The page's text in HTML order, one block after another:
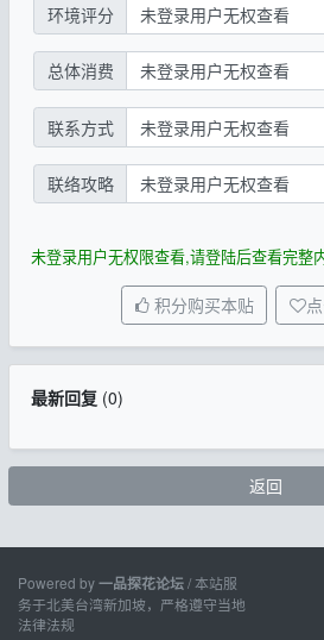
环境评分 未登录用户无权查看
总体消费 未登录用户无权查看
联系方式 未登录用户无权查看
联络攻略 未登录用户无权查看
未登录用户无权限查看,请登陆后查看完整
积分购买本贴
最新回复(0)
返回
Powered by一品探花论坛/ 本站服
务于北美台湾新加坡，严格遵守当地
法律法规